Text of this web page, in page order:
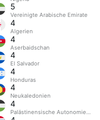
5
Vereinigte Arabische Emirate
4
Algerien
4
Aserbaidschan
4
El Salvador
4
Honduras
4
Neukaledonien
4
Palästinensische